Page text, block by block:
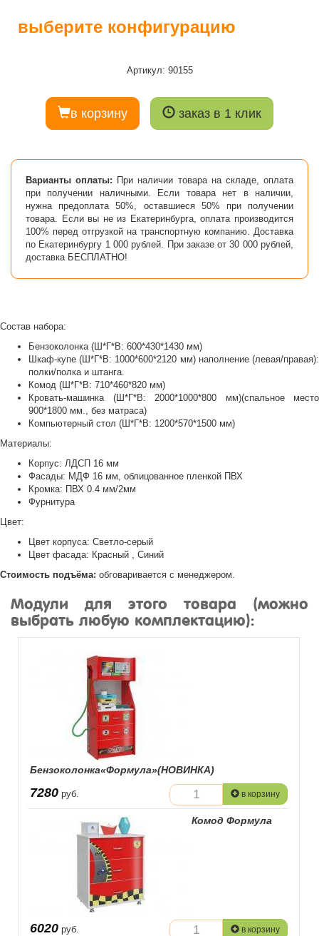
выберите конфигурацию
Артикул: 90155
в корзину заказ в 1 клик
Варианты оплаты: При наличии товара на складе, оплата
при получении наличными. Если товара нет в наличии,
нужна предоплата 50%, оставшиеся 50% при получении
товара. Если вы не из Екатеринбурга, оплата производится
100% перед отгрузкой на транспортную компанию. Доставка
по Екатеринбургу 1 000 рублей. При заказе от 30 000 рублей,
доставка БЕСПЛАТНО!
Состав набора:
Бензоколонка (Ш*Г*В: 600*430*1430 мм)
Шкаф-купе (Ш*Г*В: 1000*600*2120 мм) наполнение (левая/правая):
полки/полка и штанга.
Комод (Ш*Г*В: 710*460*820 мм)
Кровать-машинка (Ш*Г*В: 2000*1000*800 мм)(спальное место
900*1800 мм., без матраса)
Компьютерный стол (Ш*Г*В: 1200*570*1500 мм)
Материалы:
Корпус: ЛДСП 16 мм
Фасады: МДФ 16 мм, облицованное пленкой ПВХ
Кромка: ПВХ 0.4 мм/2мм
Фурнитура
Цвет:
Цвет корпуса: Светло-серый
Цвет фасада: Красный , Синий
Стоимость подъёма: обговаривается с менеджером.
Модули для этого товара (можно
выбрать любую комплектацию):
Бензоколонка«Формула»(НОВИНКА)
7280 руб. в корзину
Комод Формула
6020 руб. в корзину